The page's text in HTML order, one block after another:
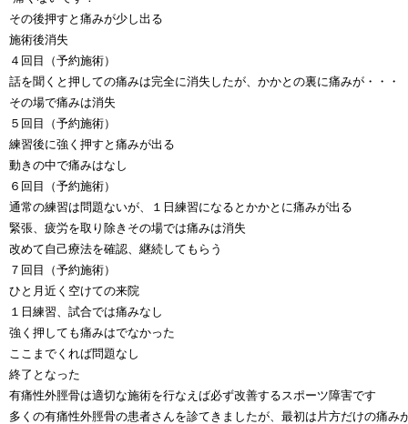
その後押すと痛みが少し出る
施術後消失
４回目（予約施術）
話を聞くと押しての痛みは完全に消失したが、かかとの裏に痛みが・・・
その場で痛みは消失
５回目（予約施術）
練習後に強く押すと痛みが出る
動きの中で痛みはなし
６回目（予約施術）
通常の練習は問題ないが、１日練習になるとかかとに痛みが出る
緊張、疲労を取り除きその場では痛みは消失
改めて自己療法を確認、継続してもらう
７回目（予約施術）
ひと月近く空けての来院
１日練習、試合では痛みなし
強く押しても痛みはでなかった
ここまでくれば問題なし
終了となった
有痛性外脛骨は適切な施術を行なえば必ず改善するスポーツ障害です
多くの有痛性外脛骨の患者さんを診てきましたが、最初は片方だけの痛み